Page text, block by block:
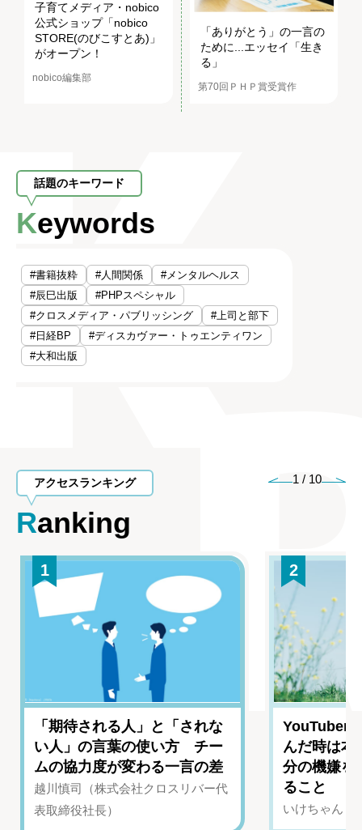
子育てメディア・nobico
公式ショップ「nobico
STORE(のびこすとあ)」
がオープン！
nobico編集部
「ありがとう」の一言の
ために...エッセイ「生き
る」
第70回ＰＨＰ賞受賞作
話題のキーワード
Keywords
#書籍抜粋 #人間関係
#メンタルヘルス
#辰巳出版
#PHPスペシャル
#クロスメディア・パブリッシング
#上司と部下
#日経BP
#ディスカヴァー・トゥエンティワン
#大和出版
アクセスランキング
Ranking
1 / 10
1
「期待される人」と「されな
い人」の言葉の使い方 チー
ムの協力度が変わる一言の差
越川慎司（株式会社クロスリバー代
表取締役社長）
2
YouTuber
んだ時は
分の機嫌を
ること
いけちゃん（